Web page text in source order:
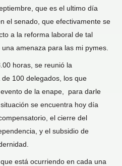
que es el ultimo día
el senado, que efectivamente se
a la reforma laboral de tal
amenaza para las mi pymes.
horas, se reunió la
100 delegados, los que
de la enape, para darle
se encuentra hoy día
el cierre del
y el subsidio de
está ocurriendo en cada una